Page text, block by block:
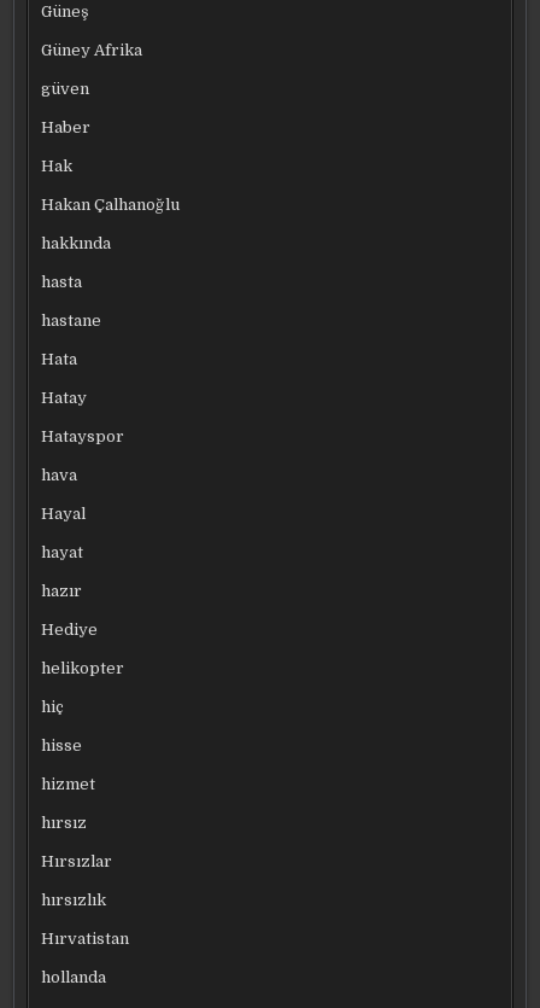
Güneş
Güney Afrika
güven
Haber
Hak
Hakan Çalhanoğlu
hakkında
hasta
hastane
Hata
Hatay
Hatayspor
hava
Hayal
hayat
hazır
Hediye
helikopter
hiç
hisse
hizmet
hırsız
Hırsızlar
hırsızlık
Hırvatistan
hollanda